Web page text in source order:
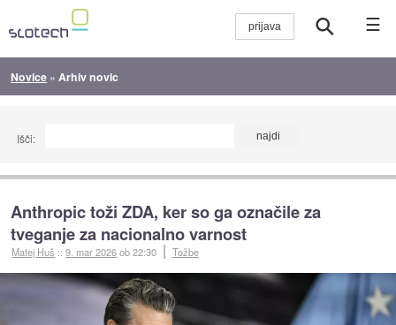
☰
Novice » Arhiv novic
Išči:
Anthropic toži ZDA, ker so ga označile za
tveganje za nacionalno varnost
Matej Huš ::9. mar 2026ob 22:30 Tožbe